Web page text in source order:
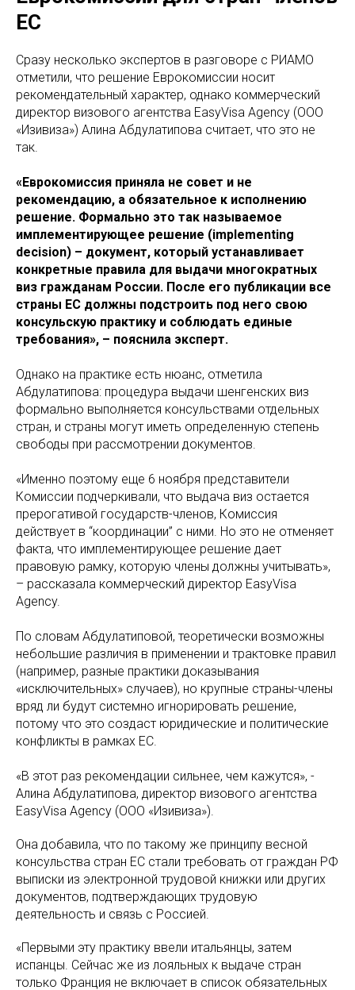
ЕС
Сразу несколько экспертов в разговоре с РИАМО
отметили, что решение Еврокомиссии носит
рекомендательный характер, однако коммерческий
директор визового агентства EasyVisa Agency (ООО
«Изивиза») Алина Абдулатипова считает, что это не
так.
«Еврокомиссия приняла не совет и не
рекомендацию, а обязательное к исполнению
решение. Формально это так называемое
имплементирующее решение (implementing
decision) – документ, который устанавливает
конкретные правила для выдачи многократных
виз гражданам России. После его публикации все
страны ЕС должны подстроить под него свою
консульскую практику и соблюдать единые
требования», – пояснила эксперт.
Однако на практике есть нюанс, отметила
Абдулатипова: процедура выдачи шенгенских виз
формально выполняется консульствами отдельных
стран, и страны могут иметь определенную степень
свободы при рассмотрении документов.
«Именно поэтому еще 6 ноября представители
Комиссии подчеркивали, что выдача виз остается
прерогативой государств-членов, Комиссия
действует в “координации” с ними. Но это не отменяет
факта, что имплементирующее решение дает
правовую рамку, которую члены должны учитывать»,
– рассказала коммерческий директор EasyVisa
Agency.
По словам Абдулатиповой, теоретически возможны
небольшие различия в применении и трактовке правил
(например, разные практики доказывания
«исключительных» случаев), но крупные страны-члены
вряд ли будут системно игнорировать решение,
потому что это создаст юридические и политические
конфликты в рамках ЕС.
«В этот раз рекомендации сильнее, чем кажутся», -
Алина Абдулатипова, директор визового агентства
EasyVisa Agency (ООО «Изивиза»).
Она добавила, что по такому же принципу весной
консульства стран ЕС стали требовать от граждан РФ
выписки из электронной трудовой книжки или других
документов, подтверждающих трудовую
деятельность и связь с Россией.
«Первыми эту практику ввели итальянцы, затем
испанцы. Сейчас же из лояльных к выдаче стран
только Франция не включает в список обязательных